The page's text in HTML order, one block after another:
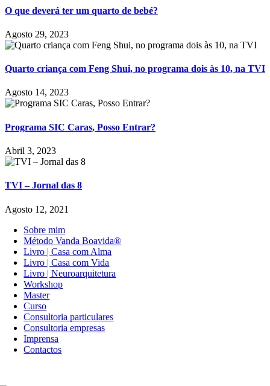
O que deverá ter um quarto de bebé?
Agosto 29, 2023
Quarto criança com Feng Shui, no programa dois às 10, na TVI
Agosto 14, 2023
Programa SIC Caras, Posso Entrar?
Abril 3, 2023
TVI – Jornal das 8
Agosto 12, 2021
Sobre mim
Método Vanda Boavida®
Livro | Casa com Alma
Livro | Casa com Vida
Livro | Neuroarquitetura
Workshop
Master
Curso
Consultoria particulares
Consultoria empresas
Imprensa
Contactos